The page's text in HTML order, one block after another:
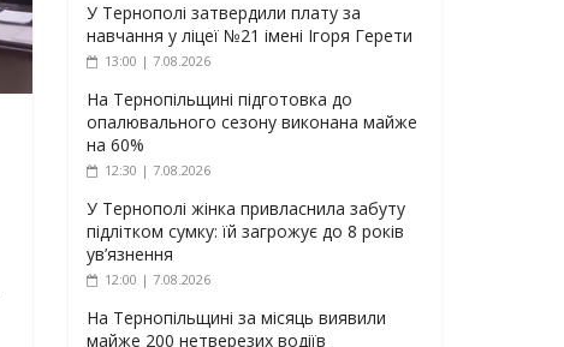
У Тернополі затвердили плату за
навчання у ліцеї №21 імені Ігоря Герети
13:00 | 7.08.2026
На Тернопільщині підготовка до
опалювального сезону виконана майже
на 60%
12:30 | 7.08.2026
У Тернополі жінка привласнила забуту
підлітком сумку: їй загрожує до 8 років
ув’язнення
12:00 | 7.08.2026
На Тернопільщині за місяць виявили
майже 200 нетверезих водіїв